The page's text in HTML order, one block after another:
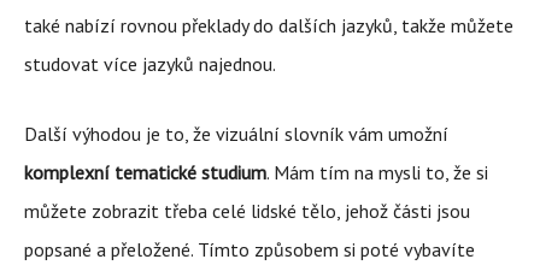
také nabízí rovnou překlady do dalších jazyků, takže můžete
studovat více jazyků najednou.
Další výhodou je to, že vizuální slovník vám umožní
komplexní tematické studium. Mám tím na mysli to, že si
můžete zobrazit třeba celé lidské tělo, jehož části jsou
popsané a přeložené. Tímto způsobem si poté vybavíte